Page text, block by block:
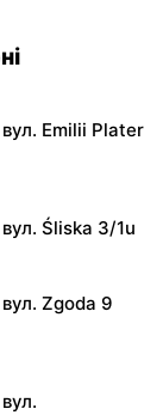
Emilii Plater
Śliska 3/1u
Zgoda 9